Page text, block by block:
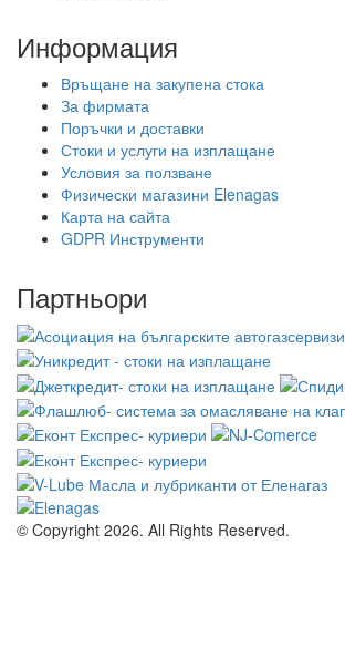
Информация
Връщане на закупена стока
За фирмата
Поръчки и доставки
Стоки и услуги на изплащане
Условия за ползване
Физически магазини Elenagas
Карта на сайта
GDPR Инструменти
Партньори
© Copyright 2026. All Rights Reserved.